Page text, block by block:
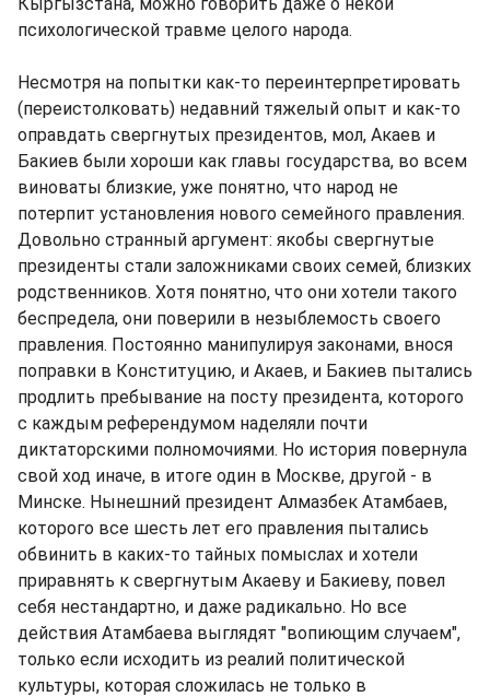
психологической травме целого народа.
Несмотря на попытки как-то переинтерпретировать
(переистолковать) недавний тяжелый опыт и как-то
оправдать свергнутых президентов, мол, Акаев и
Бакиев были хороши как главы государства, во всем
виноваты близкие, уже понятно, что народ не
потерпит установления нового семейного правления.
Довольно странный аргумент: якобы свергнутые
президенты стали заложниками своих семей, близких
родственников. Хотя понятно, что они хотели такого
беспредела, они поверили в незыблемость своего
правления. Постоянно манипулируя законами, внося
поправки в Конституцию, и Акаев, и Бакиев пытались
продлить пребывание на посту президента, которого
с каждым референдумом наделяли почти
диктаторскими полномочиями. Но история повернула
свой ход иначе, в итоге один в Москве, другой - в
Минске. Нынешний президент Алмазбек Атамбаев,
которого все шесть лет его правления пытались
обвинить в каких-то тайных помыслах и хотели
приравнять к свергнутым Акаеву и Бакиеву, повел
себя нестандартно, и даже радикально. Но все
действия Атамбаева выглядят "вопиющим случаем",
только если исходить из реалий политической
культуры, которая сложилась не только в